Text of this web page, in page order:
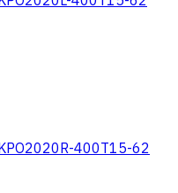
400T15-62